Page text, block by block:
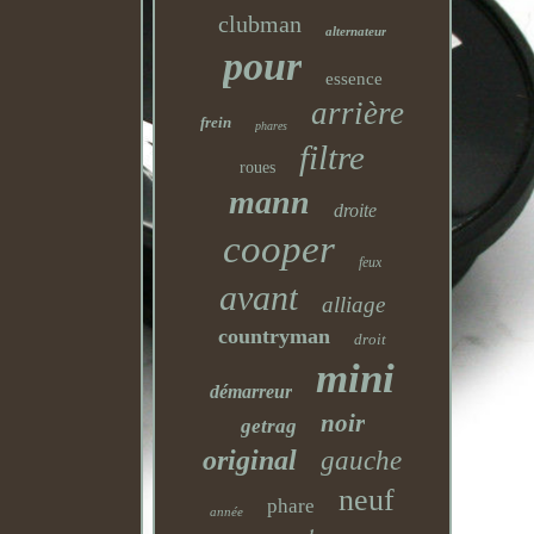
clubman alternateur
pour essence
frein phares arrière
roues filtre
mann droite
cooper feux
avant alliage
countryman droit
démarreur mini
getrag noir
original gauche
année phare neuf